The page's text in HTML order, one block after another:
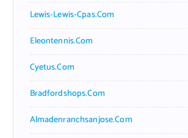
Lewis-Lewis-Cpas.com
Eleontennis.com
Cyetus.com
Bradfordshops.com
Almadenranchsanjose.com